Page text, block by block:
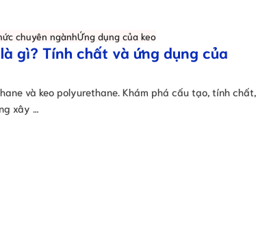
chuyên ngànhỨng dụng của keo
gì? Tính chất và ứng dụng của
và keo polyurethane. Khám phá cấu tạo, tính
xây …